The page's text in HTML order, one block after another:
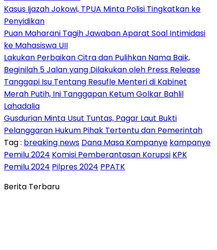
Kasus Ijazah Jokowi, TPUA Minta Polisi Tingkatkan ke
Penyidikan
Puan Maharani Tagih Jawaban Aparat Soal Intimidasi
ke Mahasiswa UII
Lakukan Perbaikan Citra dan Pulihkan Nama Baik,
Beginilah 5 Jalan yang Dilakukan oleh Press Release
Tanggapi Isu Tentang Resufle Menteri di Kabinet
Merah Putih, Ini Tanggapan Ketum Golkar Bahlil
Lahadalia
Gusdurian Minta Usut Tuntas, Pagar Laut Bukti
Pelanggaran Hukum Pihak Tertentu dan Pemerintah
Tag : breaking news Dana Masa Kampanye kampanye
Pemilu 2024 Komisi Pemberantasan Korupsi KPK
Pemilu 2024 Pilpres 2024 PPATK
Berita Terbaru